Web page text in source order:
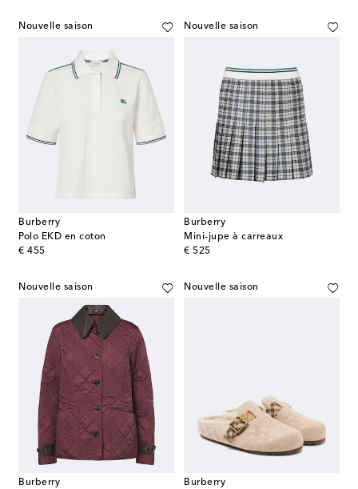
Nouvelle saison
Burberry
Polo EKD en coton
€ 455
original price
Nouvelle saison
Burberry
Mini-jupe à carreaux
€ 525
original price
Nouvelle saison
Burberry
Nouvelle saison
Burberry